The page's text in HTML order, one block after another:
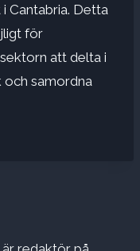
Cantabria. Detta
för
att delta i
samordna